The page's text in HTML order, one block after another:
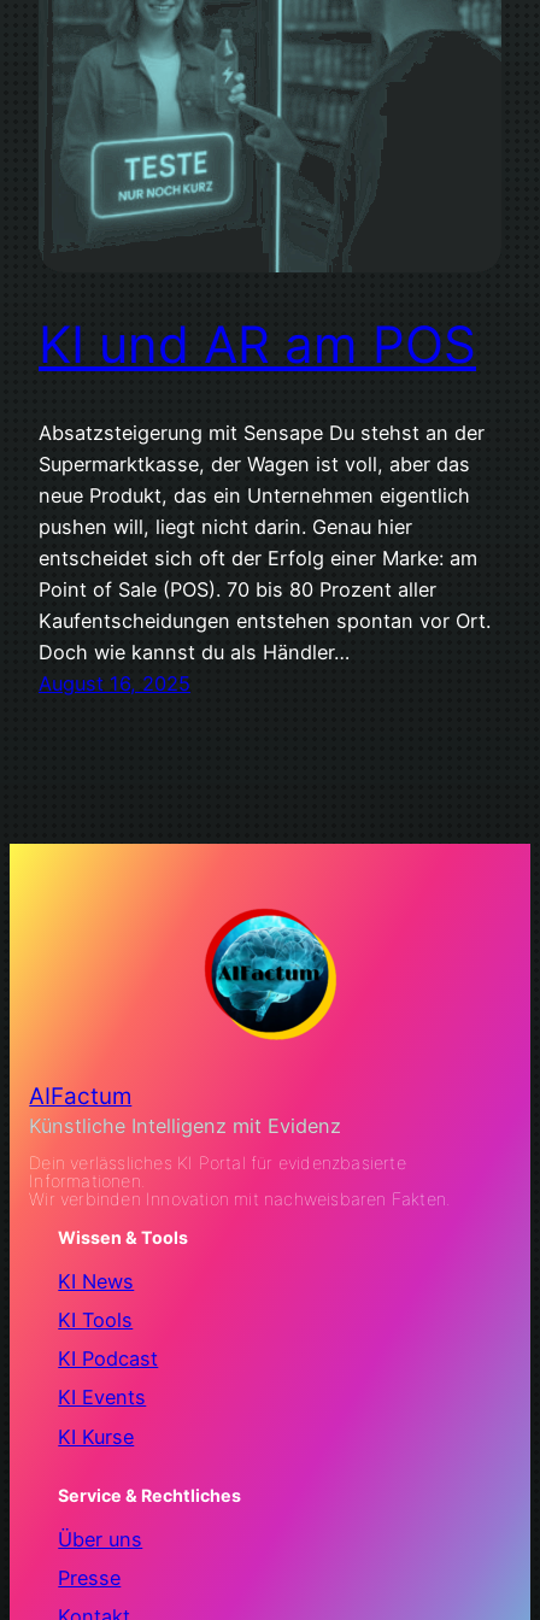
KI und AR am POS
Absatzsteigerung mit Sensape Du stehst an der
Supermarktkasse, der Wagen ist voll, aber das
neue Produkt, das ein Unternehmen eigentlich
pushen will, liegt nicht darin. Genau hier
entscheidet sich oft der Erfolg einer Marke: am
Point of Sale (POS). 70 bis 80 Prozent aller
Kaufentscheidungen entstehen spontan vor Ort.
Doch wie kannst du als Händler…
August 16, 2025
AIFactum
Künstliche Intelligenz mit Evidenz
Dein verlässliches KI Portal für evidenzbasierte
Informationen.
Wir verbinden Innovation mit nachweisbaren Fakten.
Wissen & Tools
KI News
KI Tools
KI Podcast
KI Events
KI Kurse
Service & Rechtliches
Über uns
Presse